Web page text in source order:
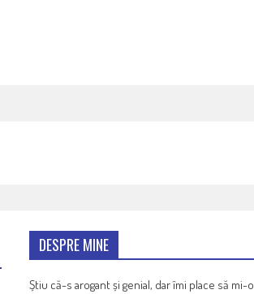
DESPRE MINE
Știu că-s arogant și genial, dar îmi place să mi-o